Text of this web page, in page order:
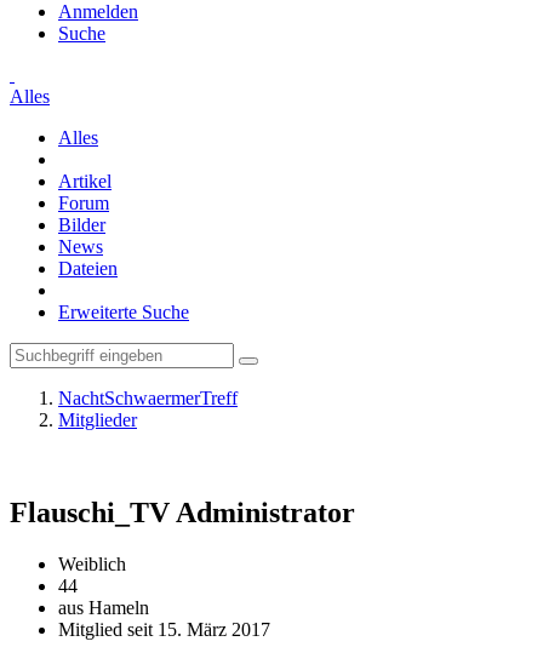
Anmelden
Suche
Alles
Alles
Artikel
Forum
Bilder
News
Dateien
Erweiterte Suche
NachtSchwaermerTreff
Mitglieder
Flauschi_TV Administrator
Weiblich
44
aus Hameln
Mitglied seit 15. März 2017